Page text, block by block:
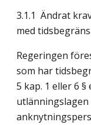
3.1.1 Ändrat
med
Regeringen
som har
5 kap. 1 eller 6 §
utlänningslagen